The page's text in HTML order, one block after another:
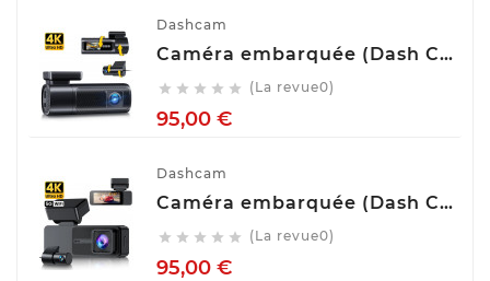
Dashcam
Caméra embarquée (Dash Cam) Avant Arrière GKU D900
     (La revue0)
95,00 €Prix
Dashcam
Caméra embarquée (Dash Cam) Avant Arrière GKU D700
     (La revue0)
95,00 €Prix